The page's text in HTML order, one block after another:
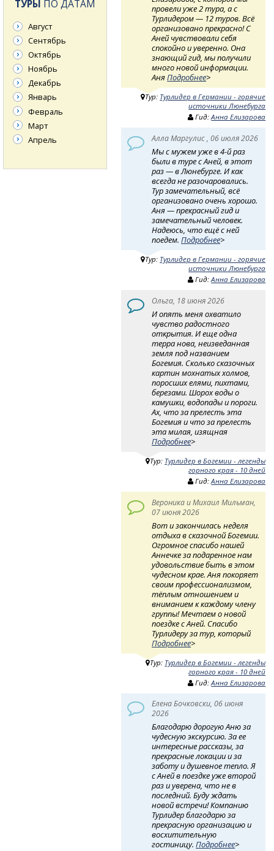
провели уже 2 тура, а с
Турлидером — 12 туров. Всё
организовано прекрасно! С
Аней чувствовали себя
спокойно и уверенно. Она
знающий гид, мы получили
много новой информации.
АняПодробнее>
Тур: Турлидер в Германии - горячие
источники Люнебурга
Гид:Анна Елизарова
Алла Маргулис , 06 июля 2026
Мы с мужем уже в 4-й раз
были в туре с Аней, в этот
раз — в Люнебурге. И как
всегда не разочаровались.
Тур замечательный, всё
организовано очень хорошо.
Аня — прекрасный гид и
замечательный человек.
Надеюсь, что ещё с ней
поедем.Подробнее>
Тур: Турлидер в Германии - горячие
источники Люнебурга
Гид:Анна Елизарова
Ольга, 18 июня 2026
И опять меня охватило
чувство радостного
открытия. И еще одна
терра нова, неизведанная
земля под названием
Богемия. Сколько сказочных
картин мохнатых холмов,
поросших елями, пихтами,
березами. Шорох воды о
камушки, водопады и пороги.
Ах, что за прелесть эта
Богемия и что за прелесть
эта милая, изящная
Подробнее>
Тур: Турлидер в Богемии - легенды
горного края - 10 дней
Гид:Анна Елизарова
Вероника и Михаил Мильман,
07 июня 2026
Вот и закончилась неделя
отдыха в сказочной Богемии.
Огромное спасибо нашей
Аннечке за подаренное нам
удовольствие быть в этом
чудесном крае. Аня покоряет
своим профессионализмом,
тёплым отношением и
вниманием к каждому члену
группы! Мечтаем о новой
поездке с Аней. Спасибо
Турлидеру за тур, который
Подробнее>
Тур: Турлидер в Богемии - легенды
горного края - 10 дней
Гид:Анна Елизарова
Елена Бочковски, 06 июня
2026
Благодарю дорогую Аню за
чудесную экскурсию. За ее
интересные рассказы, за
прекрасные локации и за
заботу и душевное тепло. Я
с Аней в поездке уже второй
раз и уверена, что не в
последний. Буду ждать
новой встречи! Компанию
Турлидер благодарю за
прекрасную организацию и
восхитительную
гостиницу.Подробнее>
ТУРЫ ПО ДАТАМ
Август
Сентябрь
Октябрь
Ноябрь
Декабрь
Январь
Февраль
Март
Апрель